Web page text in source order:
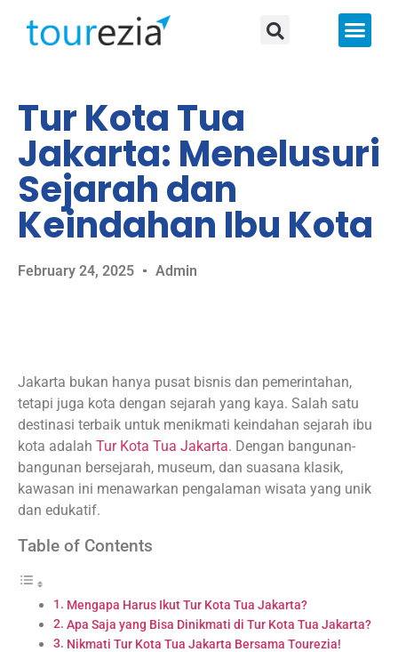
Tur Kota Tua
Jakarta: Menelusuri
Sejarah dan
Keindahan Ibu Kota
February 24, 2025 Admin
Jakarta bukan hanya pusat bisnis dan pemerintahan,
tetapi juga kota dengan sejarah yang kaya. Salah satu
destinasi terbaik untuk menikmati keindahan sejarah ibu
kota adalah Tur Kota Tua Jakarta. Dengan bangunan-
bangunan bersejarah, museum, dan suasana klasik,
kawasan ini menawarkan pengalaman wisata yang unik
dan edukatif.
Table of Contents
Mengapa Harus Ikut Tur Kota Tua Jakarta?
Apa Saja yang Bisa Dinikmati di Tur Kota Tua Jakarta?
Nikmati Tur Kota Tua Jakarta Bersama Tourezia!